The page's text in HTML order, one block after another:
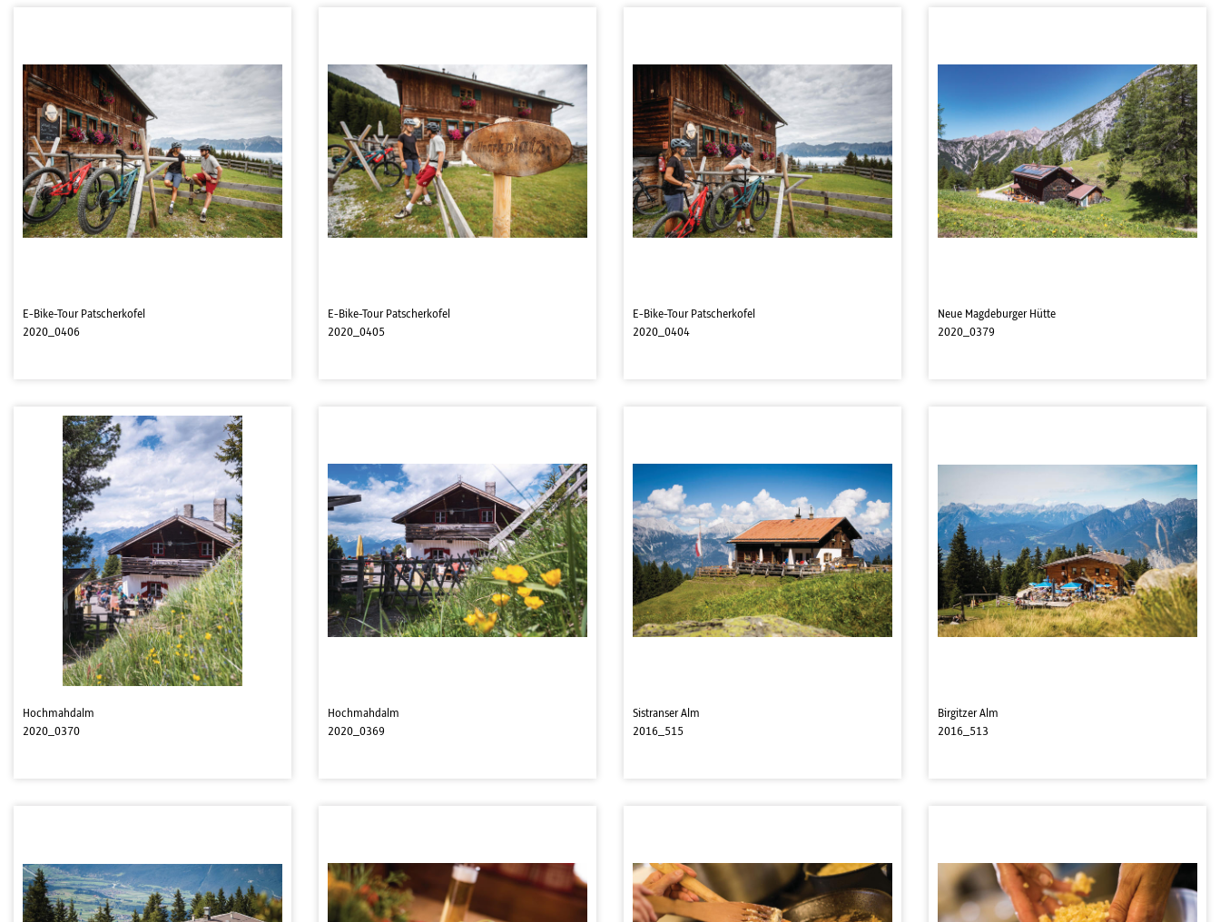
E-Bike-Tour Patscherkofel
2020_0406
E-Bike-Tour Patscherkofel
2020_0405
E-Bike-Tour Patscherkofel
2020_0404
Neue Magdeburger Hütte
2020_0379
Hochmahdalm
2020_0370
Hochmahdalm
2020_0369
Sistranser Alm
2016_515
Birgitzer Alm
2016_513